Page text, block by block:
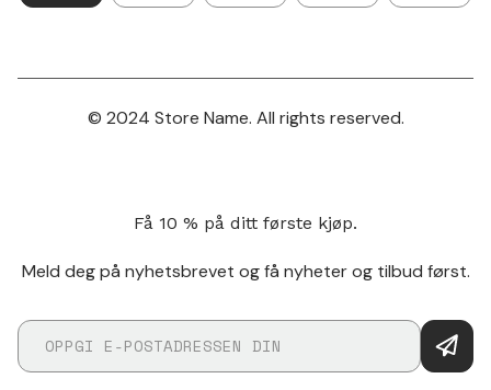
© 2024 Store Name. All rights reserved.
Få 10 % på ditt første kjøp.
Meld deg på nyhetsbrevet og få nyheter og tilbud først.